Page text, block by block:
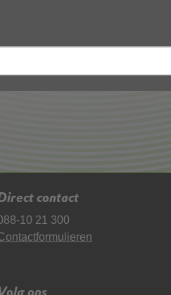
contact
10 21 300